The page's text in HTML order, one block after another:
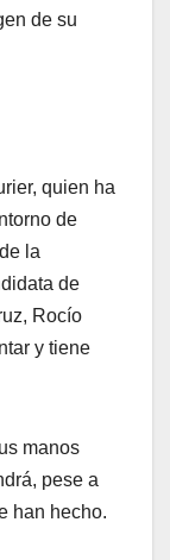
de su
quien ha
de
la
de
Rocío
y tiene
manos
pese a
han hecho.